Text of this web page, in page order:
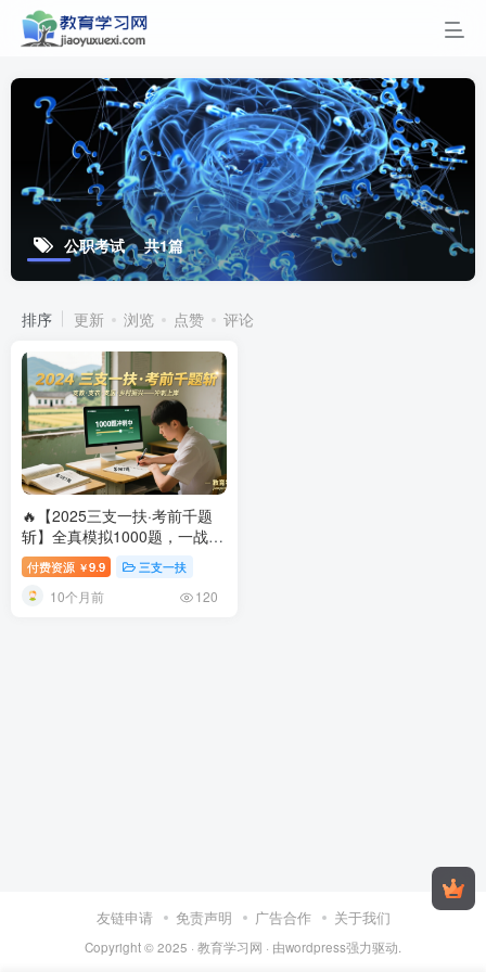
公职考试 共1篇
排序 更新 浏览 点赞 评论
🔥【2025三支一扶·考前千题
斩】全真模拟1000题，一战上
岸！冲刺基层好工作！ 2024年
三支一扶考前千题斩 | 支教支
农支医乡村振兴必备刷题宝典
付费资源 ￥9.9 三支一扶
10个月前 120
友链申请 免责声明 广告合作 关于我们
Copyright © 2025 · 教育学习网 · 由wordpress强力驱动.